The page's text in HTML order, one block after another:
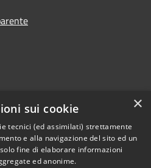
×
sui cookie
tecnici (ed assimilati) strettamente
e alla navigazione del sito ed un
fine di elaborare informazioni
ed anonime.